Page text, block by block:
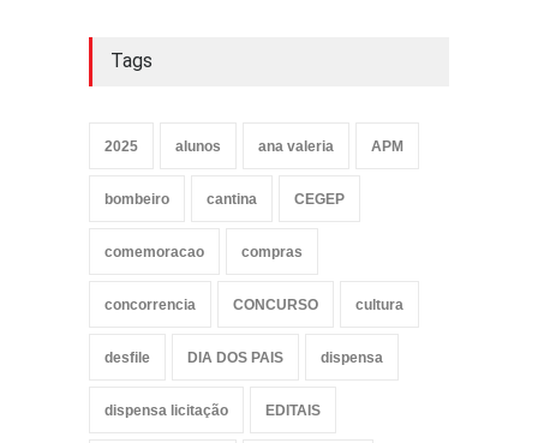
Tags
2025 alunos ana valeria APM
bombeiro cantina CEGEP
comemoracao compras
concorrencia CONCURSO cultura
desfile DIA DOS PAIS dispensa
dispensa licitação EDITAIS